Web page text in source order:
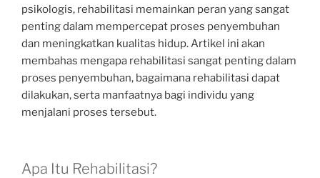
psikologis, rehabilitasi memainkan peran yang sangat
penting dalam mempercepat proses penyembuhan
dan meningkatkan kualitas hidup. Artikel ini akan
membahas mengapa rehabilitasi sangat penting dalam
proses penyembuhan, bagaimana rehabilitasi dapat
dilakukan, serta manfaatnya bagi individu yang
menjalani proses tersebut.
Apa Itu Rehabilitasi?